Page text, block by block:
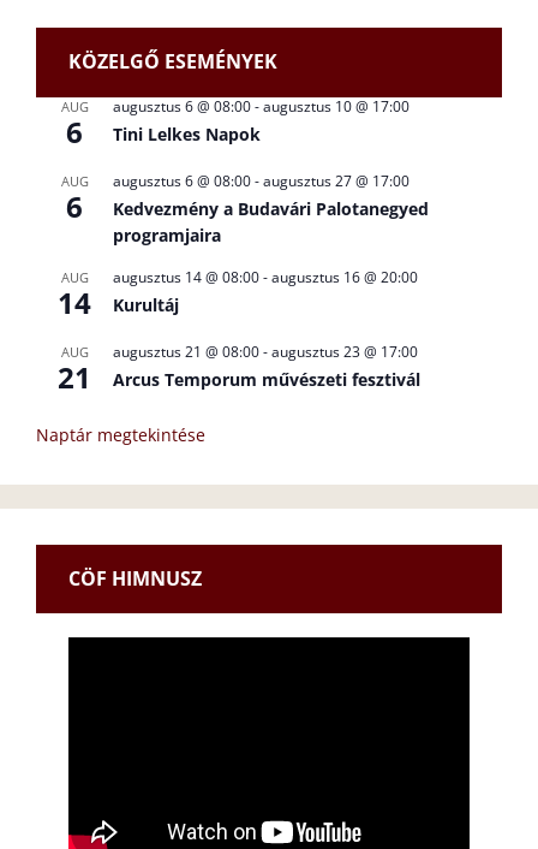
KÖZELGŐ ESEMÉNYEK
AUG
6
augusztus 6 @ 08:00-augusztus 10 @ 17:00
Tini Lelkes Napok
AUG
6
augusztus 6 @ 08:00-augusztus 27 @ 17:00
Kedvezmény a Budavári Palotanegyed
programjaira
AUG
14
augusztus 14 @ 08:00-augusztus 16 @ 20:00
Kurultáj
AUG
21
augusztus 21 @ 08:00-augusztus 23 @ 17:00
Arcus Temporum művészeti fesztivál
Naptár megtekintése
CÖF HIMNUSZ